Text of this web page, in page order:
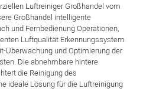
Luftreiniger Großhandel vom
Großhandel intelligente
und Fernbedienung Operationen,
Luftqualität Erkennungssystem
Überwachung und Optimierung der
Die abnehmbare hintere
die Reinigung des
ideale Lösung für die Luftreinigung